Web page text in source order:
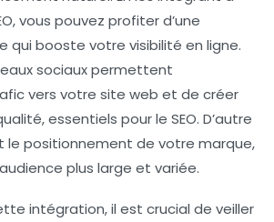
, vous pouvez profiter d’une
qui booste votre visibilité en ligne.
sociaux permettent
vers votre site web et de créer
essentiels pour le SEO. D’autre
le positionnement de votre marque,
plus large et variée.
intégration, il est crucial de veiller